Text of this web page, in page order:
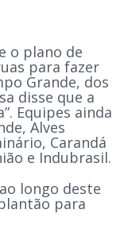
o plano de
para fazer
Grande, dos
disse que a
Equipes ainda
Alves
Carandá
e Indubrasil.
longo deste
para